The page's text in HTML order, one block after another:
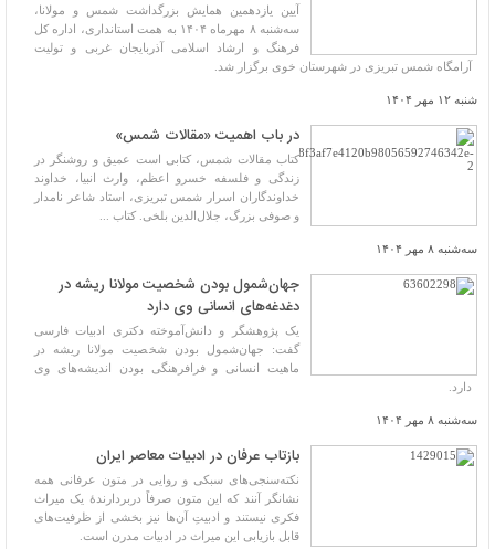
آیین یازدهمین همایش بزرگداشت شمس و مولانا،
سه‌شنبه ۸ مهرماه ۱۴۰۴ به همت استانداری، اداره کل
فرهنگ و ارشاد اسلامی آذربایجان غربی و تولیت
آرامگاه شمس تبریزی در شهرستان خوی برگزار شد.
شنبه ۱۲ مهر ۱۴۰۴
در باب اهمیت «مقالات شمس»
کتاب مقالات شمس، کتابی است عمیق و روشنگر در
زندگی و فلسفه خسرو اعظم، وارث انبیا، خداوند
خداوندگاران اسرار شمس تبریزی، استاد شاعر نامدار
و صوفی بزرگ، جلال‌الدین بلخی. کتاب ...
سه‌شنبه ۸ مهر ۱۴۰۴
جهان‌شمول بودن شخصیت مولانا ریشه در
دغدغه‌های انسانی وی دارد
یک پژوهشگر و دانش‌آموخته دکتری ادبیات فارسی
گفت: جهان‌شمول بودن شخصیت مولانا ریشه در
ماهیت انسانی و فرافرهنگی بودن اندیشه‌های وی
دارد.
سه‌شنبه ۸ مهر ۱۴۰۴
بازتاب عرفان در ادبیات معاصر ایران
نکته‌سنجی‌های سبکی و روایی در متون عرفانی همه
نشانگر آنند که این متون صرفاً دربردارندۀ یک میراث
فکری نیستند و ادبیتِ آن‌ها نیز بخشی از ظرفیت‌های
قابل بازیابی این میراث در ادبیات مدرن است.